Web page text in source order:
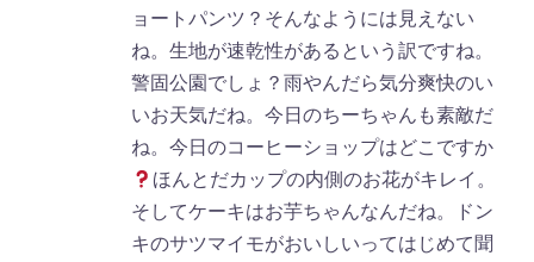
ョートパンツ？そんなようには見えない
ね。生地が速乾性があるという訳ですね。
警固公園でしょ？雨やんだら気分爽快のい
いお天気だね。今日のちーちゃんも素敵だ
ね。今日のコーヒーショップはどこですか
ほんとだカップの内側のお花がキレイ。
そしてケーキはお芋ちゃんなんだね。ドン
キのサツマイモがおいしいってはじめて聞